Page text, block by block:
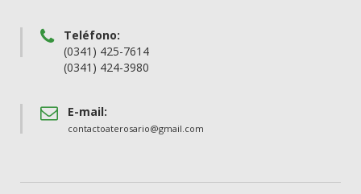
Teléfono:
(0341) 425-7614
(0341) 424-3980
E-mail:
contactoaterosario@gmail.com